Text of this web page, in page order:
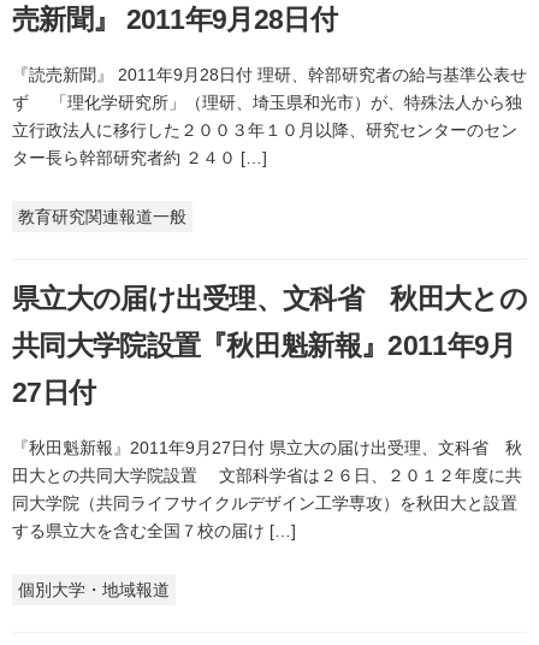
売新聞』 2011年9月28日付
『読売新聞』 2011年9月28日付 理研、幹部研究者の給与基準公表せ
ず 「理化学研究所」（理研、埼玉県和光市）が、特殊法人から独
立行政法人に移行した２００３年１０月以降、研究センターのセン
ター長ら幹部研究者約 ２４０ […]
教育研究関連報道一般
県立大の届け出受理、文科省 秋田大との
共同大学院設置『秋田魁新報』2011年9月
27日付
『秋田魁新報』2011年9月27日付 県立大の届け出受理、文科省 秋
田大との共同大学院設置 文部科学省は２６日、２０１２年度に共
同大学院（共同ライフサイクルデザイン工学専攻）を秋田大と設置
する県立大を含む全国７校の届け […]
個別大学・地域報道